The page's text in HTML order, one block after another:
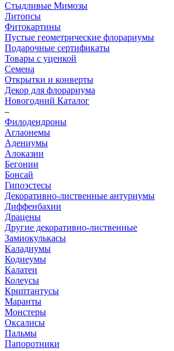
Стыдливые Мимозы
Литопсы
Фитокартины
Пустые геометрические флорариумы
Подарочные сертификаты
Товары с уценкой
Семена
Открытки и конверты
Декор для флорариума
Новогодний Каталог
–
Филодендроны
Аглаонемы
Адениумы
Алоказии
Бегонии
Бонсай
Гипоэстесы
Декоративно-лиственные антуриумы
Диффенбахии
Драцены
Другие декоративно-лиственные
Замиокулькасы
Каладиумы
Кодиеумы
Калатеи
Колеусы
Криптантусы
Маранты
Монстеры
Оксалисы
Пальмы
Папоротники